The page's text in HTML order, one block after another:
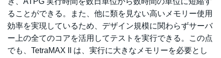
ることができる。また、他に類を見ない高いメモリー使用
効率を実現しているため、デザイン規模に関わらずサーバ
ー上の全てのコアを活用してテストを実行できる。この点
でも、TetraMAX II は、実行に大きなメモリーを必要とし